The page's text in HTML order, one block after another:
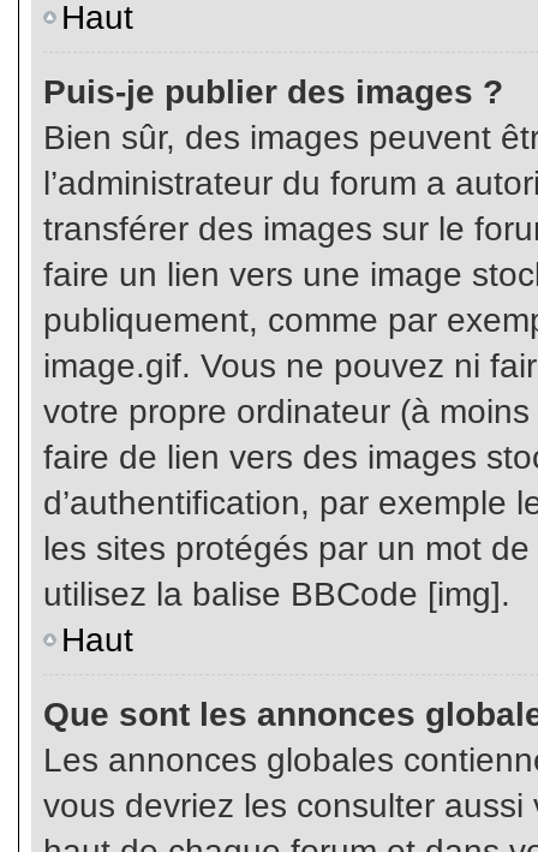
Haut
Puis-je publier des images ?
Bien sûr, des images peuvent
l’administrateur du forum a
transférer des images sur le
faire un lien vers une image
publiquement, comme par
image.gif. Vous ne pouvez ni
votre propre ordinateur (à
faire de lien vers des images
d’authentification, par exemple
les sites protégés par un mot
utilisez la balise BBCode [img].
Haut
Que sont les annonces
Les annonces globales
vous devriez les consulter